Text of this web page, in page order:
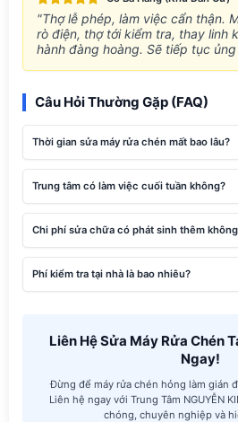
"Thợ lễ phép, làm việc cẩn thận.
rò điện, thợ tới kiểm tra, thay linh
hành đàng hoàng. Sẽ tiếp tục
Câu Hỏi Thường Gặp (FAQ)
Thời gian sửa máy rửa chén mất bao lâu?
Trung tâm có làm việc cuối tuần không?
Chi phí sửa chữa có phát sinh thêm
Phí kiểm tra tại nhà là bao nhiêu?
Liên Hệ Sửa Máy Rửa Chén
Ngay!
Đừng để máy rửa chén hỏng làm gián
Liên hệ ngay với Trung Tâm NGUYỄN
chóng, chuyên nghiệp và